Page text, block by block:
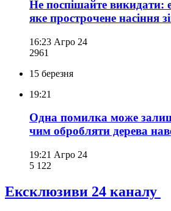
Не поспішайте викидати:
яке прострочене насіння
16:23 Агро 24
2961
15 березня
19:21
Одна помилка може
чим обробляти дерева
19:21 Агро 24
5 122
Ексклюзиви 24 каналу